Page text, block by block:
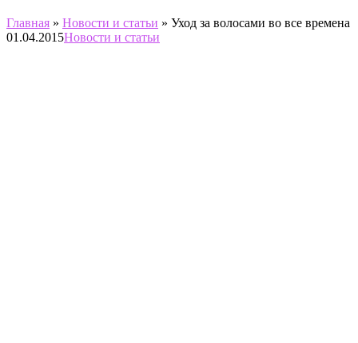
Главная » Новости и статьи » Уход за волосами во все времена
01.04.2015Новости и статьи